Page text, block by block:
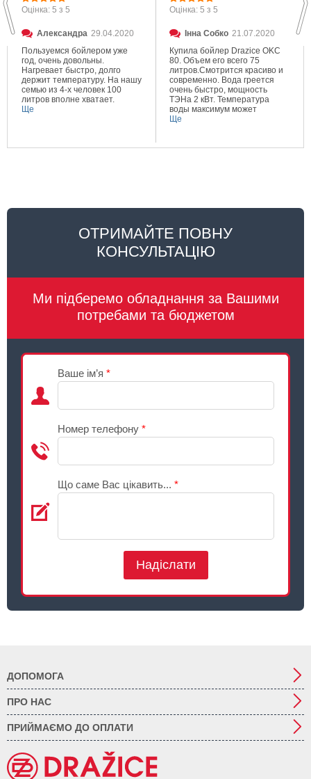
Оцінка: 5 з 5
Александра 29.04.2020
Пользуемся бойлером уже
год, очень довольны.
Нагревает быстро, долго
держит температуру. На нашу
семью из 4-х человек 100
литров вполне хватает.
Ще
Оцінка: 5 з 5
Інна Собко 21.07.2020
Купила бойлер Drazice OKC
80. Объем его всего 75
литров.Смотрится красиво и
современно. Вода греется
очень быстро, мощность
ТЭНа 2 кВт. Температура
воды максимум может
составлять 80 градусов.
Ще
ОТРИМАЙТЕ ПОВНУ
КОНСУЛЬТАЦІЮ
Ми підберемо обладнання за Вашими
потребами та бюджетом
Ваше ім’я *
Номер телефону *
Що саме Вас цікавить... *
Надіслати
ДОПОМОГА
ПРО НАС
ПРИЙМАЄМО ДО ОПЛАТИ